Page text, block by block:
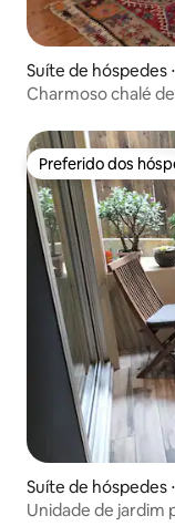
Suíte de hóspedes
Charmoso chalé
Preferido dos
Preferido dos
Suíte de hóspedes
Unidade de jardim